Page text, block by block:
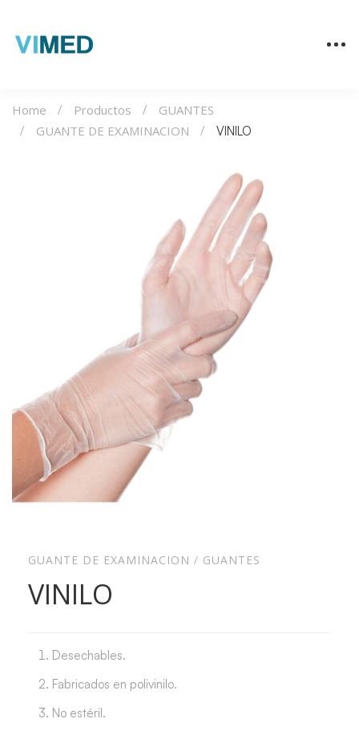
Home Productos
GUANTES
GUANTE DE EXAMINACION
VINILO
GUANTE DE EXAMINACION / GUANTES
VINILO
Desechables.
Fabricados en polivinilo.
No estéril.